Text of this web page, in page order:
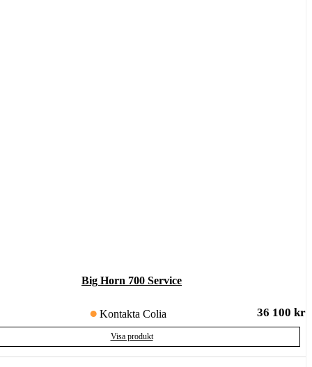
Big Horn 700 Service
Kontakta Colia 36 100 kr
Visa produkt